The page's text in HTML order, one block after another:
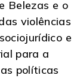
Belezas e o
violências
e
para a
políticas